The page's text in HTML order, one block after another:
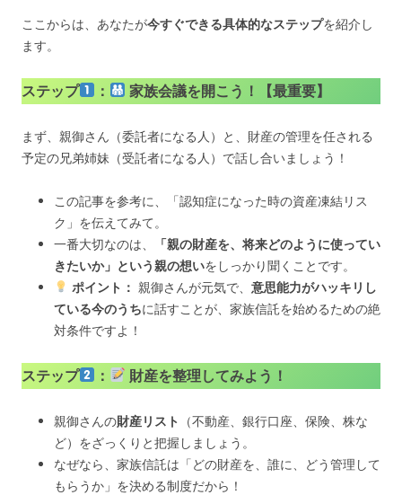
ここからは、あなたが今すぐできる具体的なステップを紹介し
ます。
ステップ ： 家族会議を開こう！【最重要】
まず、親御さん（委託者になる人）と、財産の管理を任される
予定の兄弟姉妹（受託者になる人）で話し合いましょう！
この記事を参考に、「認知症になった時の資産凍結リス
ク」を伝えてみて。
一番大切なのは、
「親の財産を、将来どのように使ってい
きたいか」という親の想いをしっかり聞くことです。
ポイント： 親御さんが元気で、 意思能力がハッキリし
ている今のうちに話すことが、家族信託を始めるための絶
対条件ですよ！
ステップ ： 財産を整理してみよう！
親御さんの財産リスト
（不動産、銀行口座、保険、株な
ど）をざっくりと把握しましょう。
なぜなら、家族信託は「どの財産を、誰に、どう管理して
もらうか」を決める制度だから！